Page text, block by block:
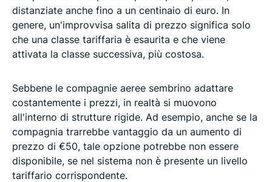
distanziate anche fino a un centinaio di euro. In
genere, un'improvvisa salita di prezzo significa solo
che una classe tariffaria è esaurita e che viene
attivata la classe successiva, più costosa.
Sebbene le compagnie aeree sembrino adattare
costantemente i prezzi, in realtà si muovono
all'interno di strutture rigide. Ad esempio, anche se la
compagnia trarrebbe vantaggio da un aumento di
prezzo di €50, tale opzione potrebbe non essere
disponibile, se nel sistema non è presente un livello
tariffario corrispondente.